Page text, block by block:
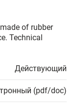
of rubber
Technical
Действующий
(pdf/doc)